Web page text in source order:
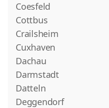
Coesfeld
Cottbus
Crailsheim
Cuxhaven
Dachau
Darmstadt
Datteln
Deggendorf